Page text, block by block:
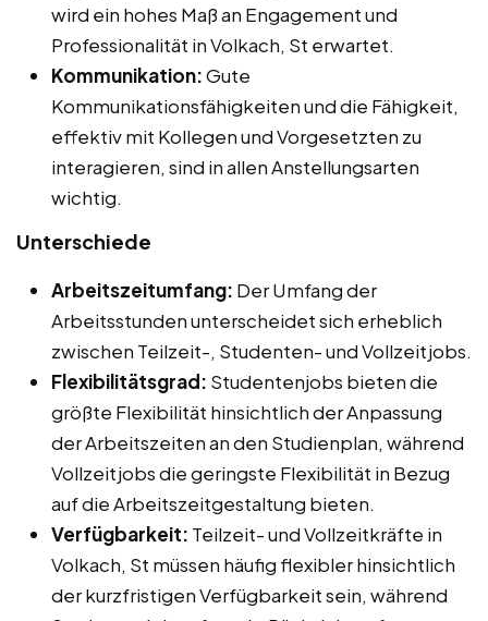
wird ein hohes Maß an Engagement und
Professionalität in Volkach, St erwartet.
Kommunikation:Gute
Kommunikationsfähigkeiten und die Fähigkeit,
effektiv mit Kollegen und Vorgesetzten zu
interagieren, sind in allen Anstellungsarten
wichtig.
Unterschiede
Arbeitszeitumfang: Der Umfang der
Arbeitsstunden unterscheidet sich erheblich
zwischen Teilzeit-, Studenten- und Vollzeitjobs.
Flexibilitätsgrad: Studentenjobs bieten die
größte Flexibilität hinsichtlich der Anpassung
der Arbeitszeiten an den Studienplan, während
Vollzeitjobs die geringste Flexibilität in Bezug
auf die Arbeitszeitgestaltung bieten.
Verfügbarkeit: Teilzeit- und Vollzeitkräfte in
Volkach, St müssen häufig flexibler hinsichtlich
der kurzfristigen Verfügbarkeit sein, während